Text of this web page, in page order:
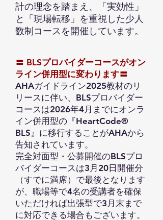
計の理念を踏まえ、
「実効性」
と「現場転移」を重視した少人
数制コースを開催しています。
〓 BLSプロバイダーコースがオン
ライン併用型に変わります〓
AHAガイドライン2025教材のリ
リースに伴い、BLSプロバイダー
コースは2026年4月までにオンラ
イン併用型の『HeartCode®
BLS』に移行することがAHAから
告知されています。
​完全対面型・公募開催のBLSプロ
バイダーコースは3月20日開催分
（すでに満席）で最後となります
が、職場等で4名の受講者を確保
いただければ出張型で3月末まで
に対応できる場合もございます。